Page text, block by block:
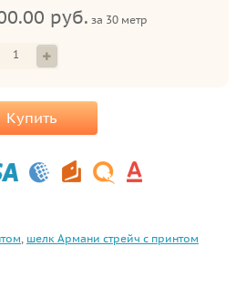
руб. за 30 метр
Купить
, шелк Армани стрейч с принтом